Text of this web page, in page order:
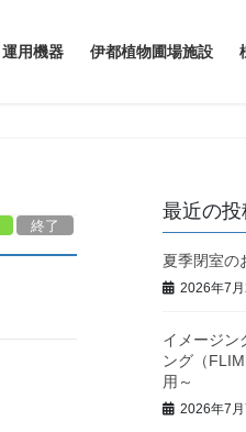
運用機器 伊都植物圃場施設
終了
最近の投
夏季閉室の
2026年7
イメージン
ング（
用～
2026年7月